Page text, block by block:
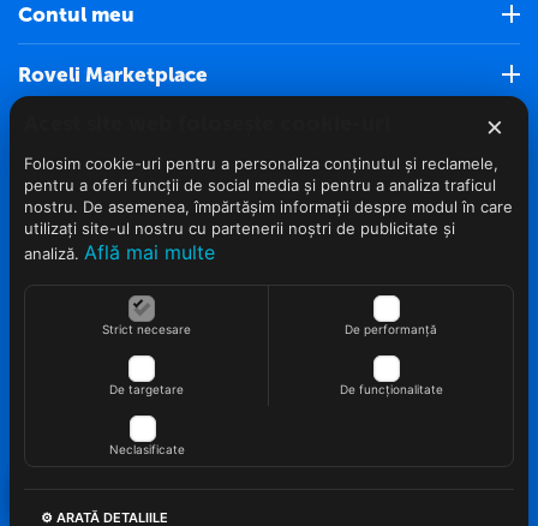
Contul meu
Roveli Marketplace
Info clienti
Contact
© 2022 - 2026 Roveli.ro. Realizat si configurat
×
Folosim cookie-uri pentru a personaliza conținutul și reclamele,
pentru a oferi funcții de social media și pentru a analiza traficul
nostru. De asemenea, împărtășim informații despre modul în care
utilizați site-ul nostru cu partenerii noștri de publicitate și
analiză. Află mai multe
Strict necesare De performanță
De targetare De funcționalitate
Neclasificate
⚙ ARATĂ DETALIILE